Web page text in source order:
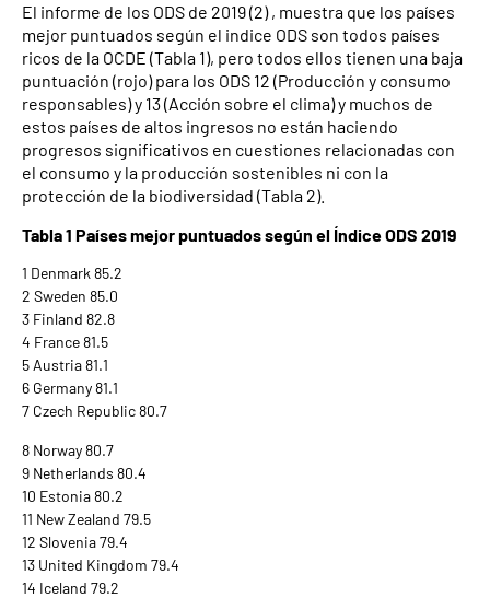
El informe de los ODS de 2019 (2) , muestra que los países
mejor puntuados según el indice ODS son todos países
ricos de la OCDE (Tabla 1), pero todos ellos tienen una baja
puntuación (rojo) para los ODS 12 (Producción y consumo
responsables) y 13 (Acción sobre el clima) y muchos de
estos países de altos ingresos no están haciendo
progresos significativos en cuestiones relacionadas con
el consumo y la producción sostenibles ni con la
protección de la biodiversidad (Tabla 2).
Tabla 1 Países mejor puntuados según el Índice ODS 2019
1 Denmark 85.2
2 Sweden 85.0
3 Finland 82.8
4 France 81.5
5 Austria 81.1
6 Germany 81.1
7 Czech Republic 80.7
8 Norway 80.7
9 Netherlands 80.4
10 Estonia 80.2
11 New Zealand 79.5
12 Slovenia 79.4
13 United Kingdom 79.4
14 Iceland 79.2